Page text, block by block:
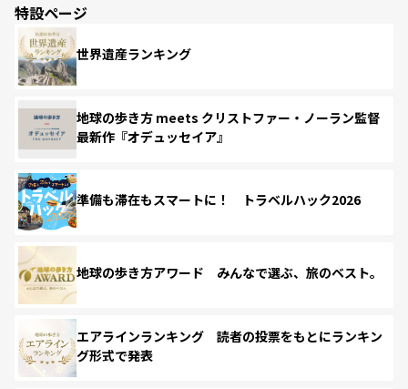
特設ページ
世界遺産ランキング
地球の歩き方 meets クリストファー・ノーラン監督
最新作『オデュッセイア』
準備も滞在もスマートに！ トラベルハック2026
地球の歩き方アワード みんなで選ぶ、旅のベスト。
エアラインランキング 読者の投票をもとにランキン
グ形式で発表